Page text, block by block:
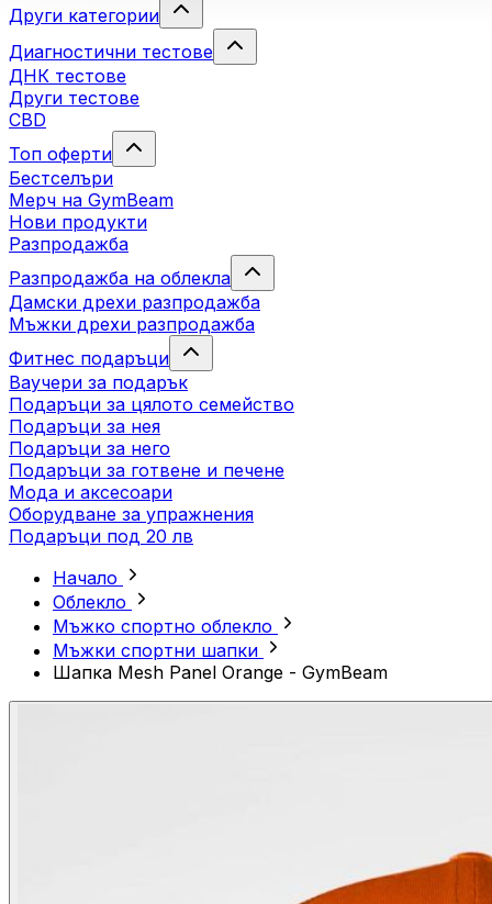
Други категории
Диагностични тестове
ДНК тестове
Други тестове
CBD
Топ оферти
Бестселъри
Мерч на GymBeam
Нови продукти
Разпродажба
Разпродажба на облекла
Дамски дрехи разпродажба
Мъжки дрехи разпродажба
Фитнес подаръци
Ваучери за подарък
Подаръци за цялото семейство
Подаръци за нея
Подаръци за него
Подаръци за готвене и печене
Мода и аксесоари
Оборудване за упражнения
Подаръци под 20 лв
Начало
Облекло
Мъжко спортно облекло
Mъжки спортни шапки
Шапка Mesh Panel Orange - GymBeam